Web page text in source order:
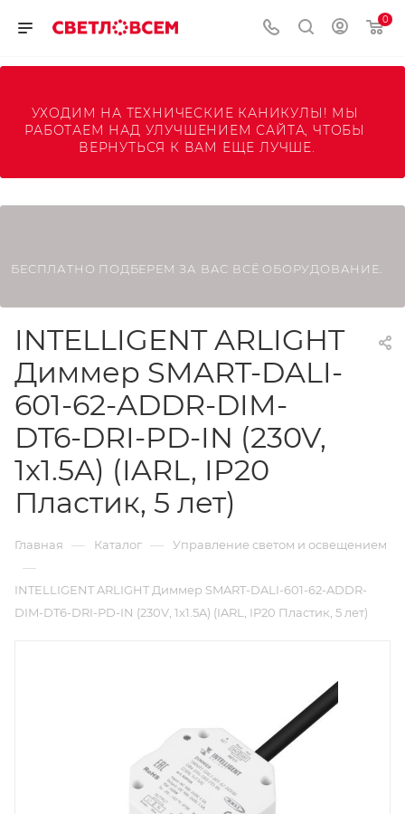
0
УХОДИМ НА ТЕХНИЧЕСКИЕ КАНИКУЛЫ! МЫ
РАБОТАЕМ НАД УЛУЧШЕНИЕМ САЙТА, ЧТОБЫ
ВЕРНУТЬСЯ К ВАМ ЕЩЕ ЛУЧШЕ.
БЕСПЛАТНО ПОДБЕРЕМ ЗА ВАС ВСЁ ОБОРУДОВАНИЕ.
INTELLIGENT ARLIGHT
Диммер SMART-DALI-
601-62-ADDR-DIM-
DT6-DRI-PD-IN (230V,
1x1.5A) (IARL, IP20
Пластик, 5 лет)
Главная — Каталог — Управление светом и освещением
—
INTELLIGENT ARLIGHT Диммер SMART-DALI-601-62-ADDR-
DIM-DT6-DRI-PD-IN (230V, 1x1.5A) (IARL, IP20 Пластик, 5 лет)